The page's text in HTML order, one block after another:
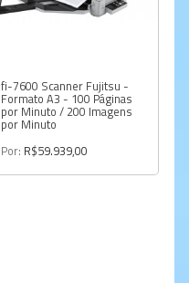
fi-7600 Scanner Fujitsu -
Formato A3 - 100 Páginas
por Minuto / 200 Imagens
por Minuto
Por: R$59.939,00